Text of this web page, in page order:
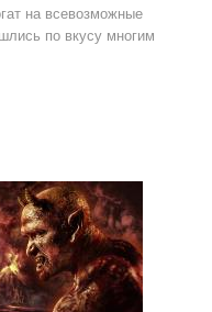
на всевозможные
по вкусу многим